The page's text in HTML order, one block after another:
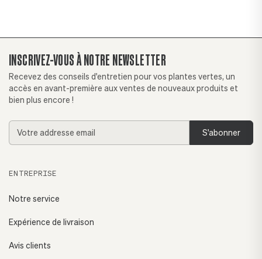
INSCRIVEZ-VOUS À NOTRE NEWSLETTER
Recevez des conseils d'entretien pour vos plantes vertes, un
accès en avant-première aux ventes de nouveaux produits et
bien plus encore !
Addresse
ENTREPRISE
Notre service
Expérience de livraison
Avis clients